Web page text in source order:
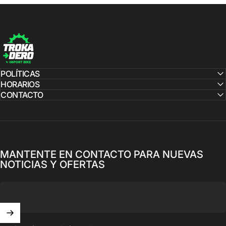
Trokadero by Import Bike
POLÍTICAS
HORARIOS
CONTACTO
MANTENTE EN CONTACTO PARA NUEVAS
NOTICIAS Y OFERTAS